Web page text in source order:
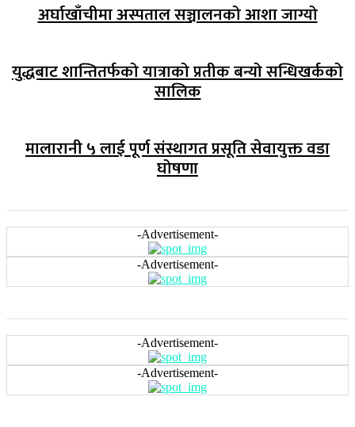
अर्घाखाँचीमा अस्पताल सञ्चालनको आशा जाग्यो
युद्धबाट शान्तितर्फको यात्राको प्रतीक बन्यो सन्धिखर्कको
सालिक
मालारानी ५ लाई पूर्ण संस्थागत प्रसूति सेवायुक्त वडा
घोषणा
-Advertisement-
-Advertisement-
-Advertisement-
-Advertisement-